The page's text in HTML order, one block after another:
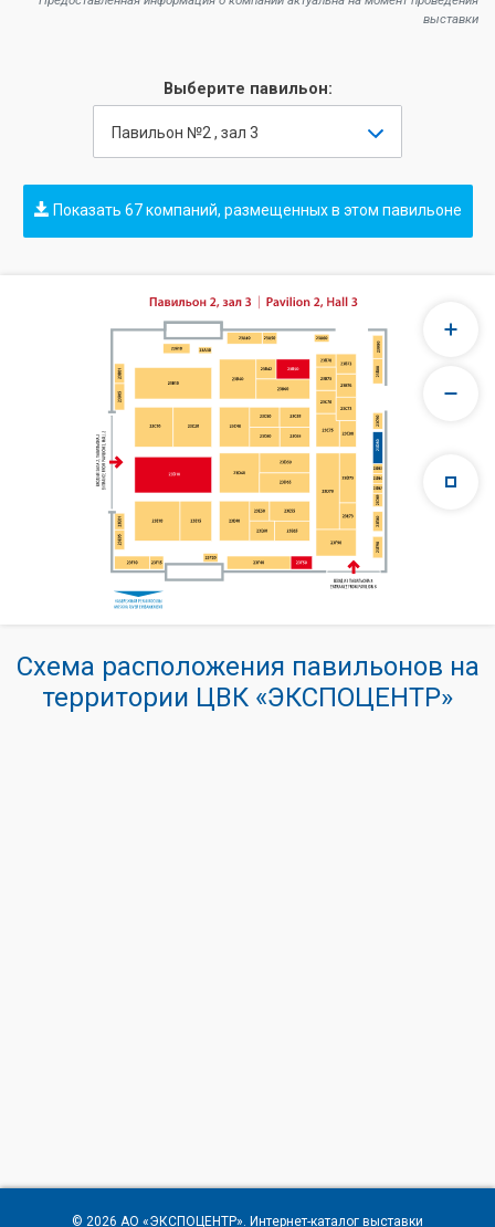
выставки
Выберите павильон:
Павильон №2 , зал 3
Показать 67 компаний, размещенных в этом павильоне
Схема расположения павильонов на
территории ЦВК «ЭКСПОЦЕНТР»
© 2026 АО «ЭКСПОЦЕНТР». Интернет-каталог выставки